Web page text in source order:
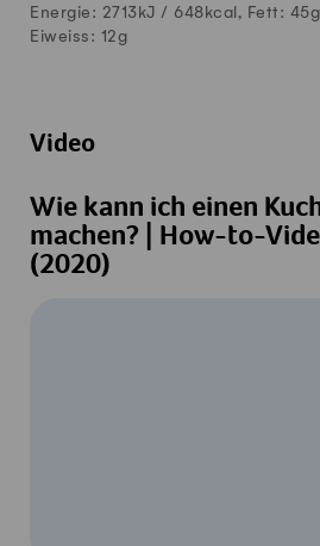
Energie: 2713kJ / 648 kcal, Fett: 45
Eiweiss: 12g
Video
Wie kann ich einen
machen? | How-to-
(2020)